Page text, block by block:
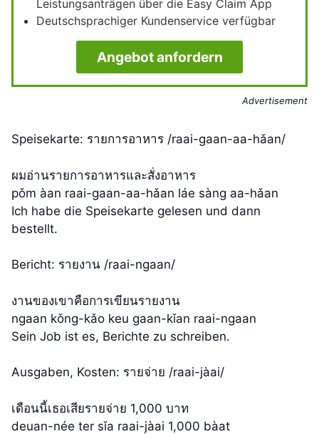
Leistungsanträgen über die Easy Claim App
Deutschsprachiger Kundenservice verfügbar
Angebot anfordern
Advertisement
Speisekarte: รายการอาหาร /raai-gaan-aa-hǎan/
ผมอ่านรายการอาหารและสั่งอาหาร
pǒm àan raai-gaan-aa-hǎan láe sàng aa-hǎan
Ich habe die Speisekarte gelesen und dann
bestellt.
Bericht: รายงาน /raai-ngaan/
งานของเขาคือการเขียนรายงาน
ngaan kǒng-kǎo keu gaan-kǐan raai-ngaan
Sein Job ist es, Berichte zu schreiben.
Ausgaben, Kosten: รายจ่าย /raai-jàai/
เดือนนี้เธอเสียรายจ่าย 1,000 บาท
deuan-née ter sǐa raai-jàai 1,000 bàat